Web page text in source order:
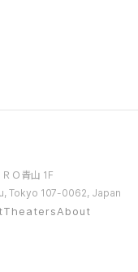
Ｏ青山 1F
Tokyo 107-0062, Japan
Theaters About